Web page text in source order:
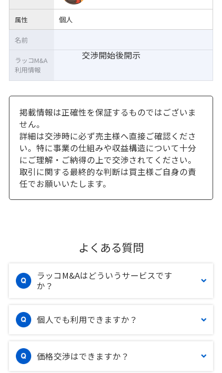
属性 個人
交渉開始後開示
名前
ラッコM&A
利用情報
掲載情報は正確性を保証するものではございま
せん。
詳細は交渉時に必ず売主様へ直接ご確認くださ
い。特に事業の仕組みや収益構造について十分
にご理解・ご納得の上で交渉されてください。
取引に関する最終的な判断は買主様ご自身の責
任でお願いいたします。
よくある質問
ラッコM&Aはどういうサービスです
か？
個人でも利用できますか？
価格交渉はできますか？